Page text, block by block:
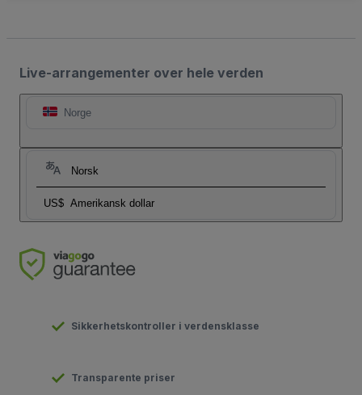
Live-arrangementer over hele verden
Norge
Norsk
US$ Amerikansk dollar
Sikkerhetskontroller i verdensklasse
Transparente priser